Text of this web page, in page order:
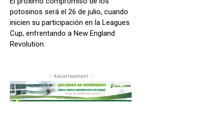
potosinos será el 26 de julio, cuando
inicien su participación en la Leagues
Cup, enfrentando a New England
Revolution.
- Advertisement -